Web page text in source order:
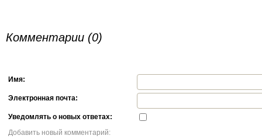
Комментарии (0)
Имя:
Электронная почта:
Уведомлять о новых ответах:
Добавить новый комментарий: